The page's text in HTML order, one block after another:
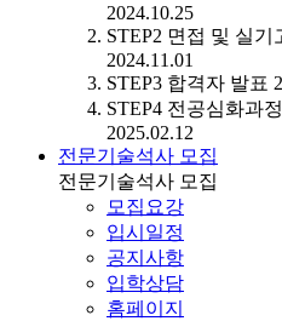
2024.10.25
STEP2 면접 및 실기
2024.11.01
STEP3 합격자 발표
STEP4 전공심화과
2025.02.12
전문기술석사 모집
전문기술석사 모집
모집요강
입시일정
공지사항
입학상담
홈페이지